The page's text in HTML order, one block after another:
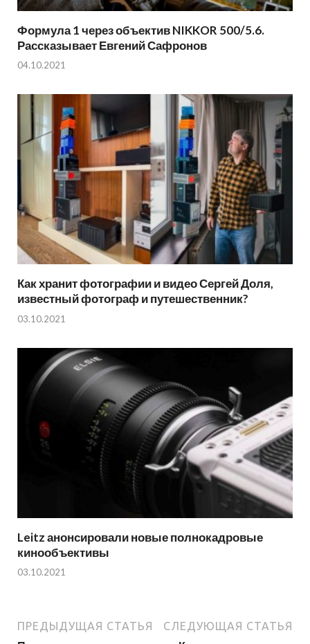
Формула 1 через объектив NIKKOR 500/5.6.
Рассказывает Евгений Сафронов
04.10.2021
Как хранит фотографии и видео Сергей Доля,
известный фотограф и путешественник?
03.10.2021
Leitz анонсировали новые полнокадровые
кинообъективы
03.10.2021
ПРЕДЫДУЩАЯ СТАТЬЯ СЛЕДУЮЩАЯ СТАТЬЯ